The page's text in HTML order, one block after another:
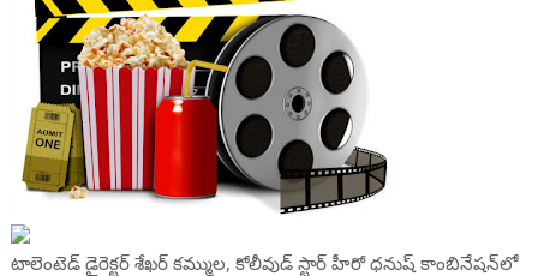
టాలెంటెడ్ డైరెక్టర్ శేఖర్ కమ్ముల, కోలీవుడ్‌ స్టార్‌ హీరో ధనుష్‌ కాంబినేషన్‌లో